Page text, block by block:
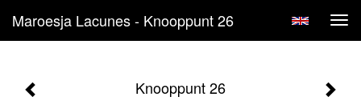
Maroesja Lacunes - Knooppunt 26
Knooppunt 26